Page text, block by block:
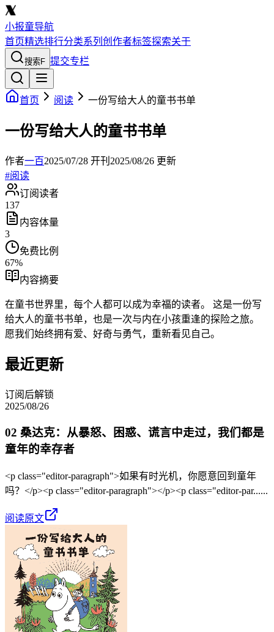
小报童导航
首页精选排行分类系列 创作者标签探索关于
搜索F 提交专栏
首页 阅读 一份写给大人的童书书单
一份写给大人的童书书单
作者一百2025/07/28 开刊 2025/08/26 更新
#阅读
订阅读者
137
内容体量
3
免费比例
67%
内容摘要
在童书世界里，每个人都可以成为幸福的读者。 这是一份写
给大人的童书书单，也是一次与内在小孩重逢的探险之旅。
愿我们始终拥有爱、好奇与勇气，重新看见自己。
最近更新
订阅后解锁
2025/08/26
02 桑达克：从暴怒、困惑、谎言中走过，我们都是
童年的幸存者
<p class="editor-paragraph">如果有时光机，你愿意回到童年
吗？</p><p class="editor-paragraph"></p><p class="editor-par......
阅读原文